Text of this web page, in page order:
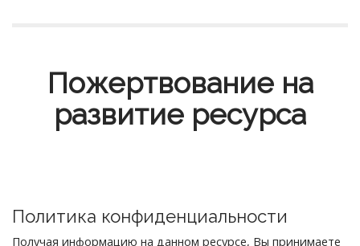
Пожертвование на
развитие ресурса
Политика конфиденциальности
Получая информацию на данном ресурсе, Вы принимаете